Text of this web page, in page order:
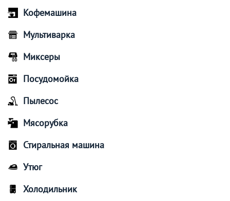
Кофемашина
Мультиварка
Миксеры
Посудомойка
Пылесос
Мясорубка
Стиральная машина
Утюг
Холодильник